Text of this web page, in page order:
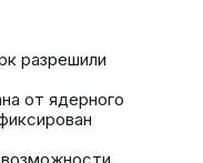
разрешили
от ядерного